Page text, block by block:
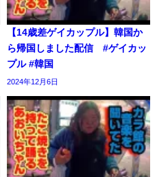
【14歳差ゲイカップル】韓国か
ら帰国しました配信 #ゲイカッ
プル #韓国
2024年12月6日